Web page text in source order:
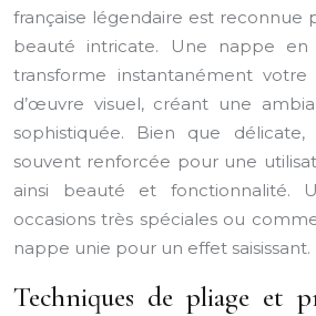
française légendaire est reconnue
beauté intricate. Une nappe en
transforme instantanément
d’œuvre visuel, créant une
sophistiquée. Bien que
souvent renforcée pour une
ainsi beauté et fonctionnalité.
occasions très spéciales ou
nappe unie pour un effet saisissant.
Techniques de pliage et